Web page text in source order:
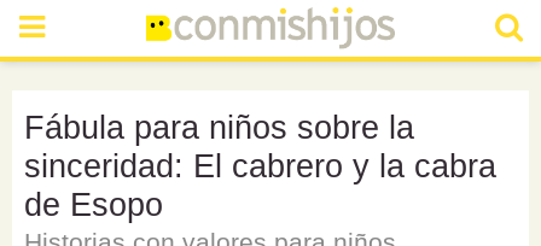
Fábula para niños sobre la
sinceridad: El cabrero y la cabra
de Esopo